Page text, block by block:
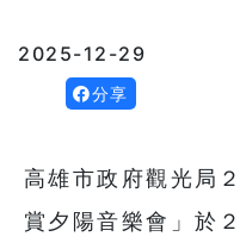
2025-12-29
分享
高雄市政府觀光局
賞夕陽音樂會」於